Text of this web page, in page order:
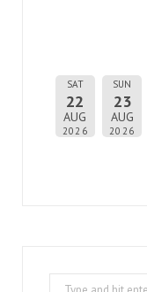
SAT
22
AUG
2026
SUN
23
AUG
2026
Search